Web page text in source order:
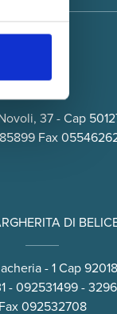
37 - Cap
Fax
DI
- 1 Cap 92018
- 092531499-
Fax 092532708